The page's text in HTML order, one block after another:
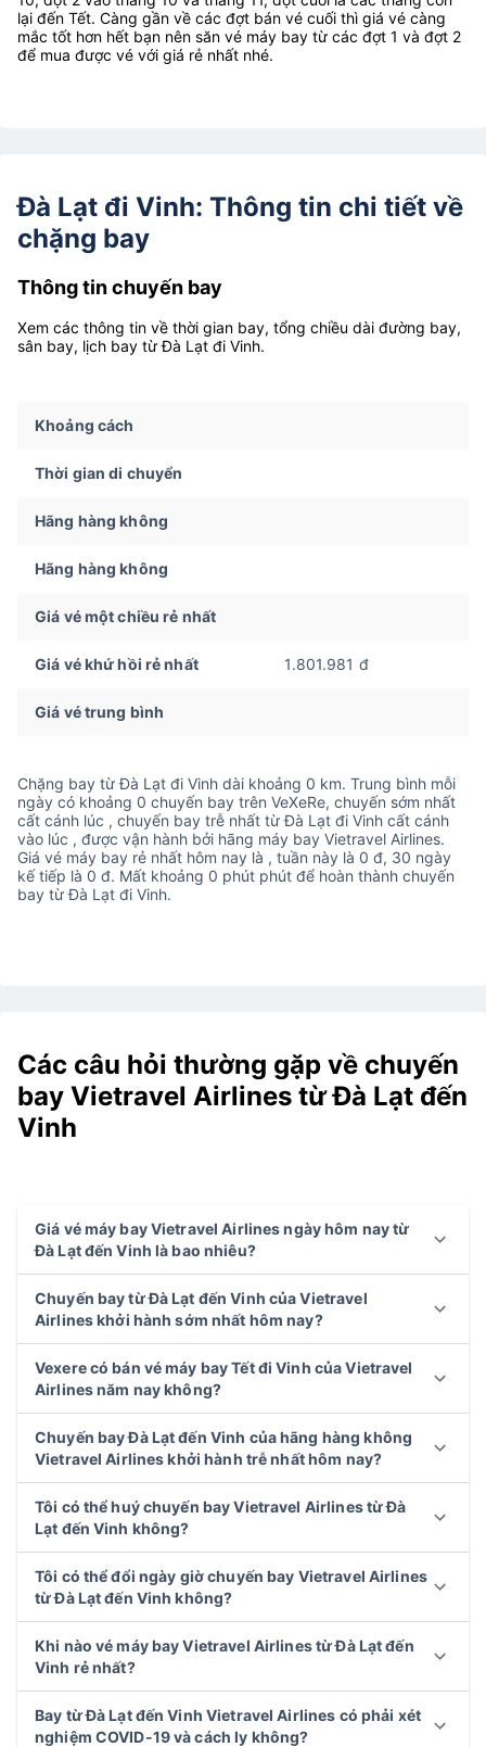
lại đến Tết. Càng gần về các đợt bán vé cuối thì giá vé càng
mắc tốt hơn hết bạn nên săn vé máy bay từ các đợt 1 và đợt 2
để mua được vé với giá rẻ nhất nhé.
Đà Lạt đi Vinh: Thông tin chi tiết về
chặng bay
Thông tin chuyến bay
Xem các thông tin về thời gian bay, tổng chiều dài đường bay,
sân bay, lịch bay từ Đà Lạt đi Vinh.
Khoảng cách
Thời gian di chuyển
Hãng hàng không
Hãng hàng không
Giá vé một chiều rẻ nhất
Giá vé khứ hồi rẻ nhất 1.801.981 đ
Giá vé trung bình
Chặng bay từ Đà Lạt đi Vinh dài khoảng 0 km. Trung bình mỗi
ngày có khoảng 0 chuyến bay trên VeXeRe, chuyến sớm nhất
cất cánh lúc , chuyến bay trễ nhất từ Đà Lạt đi Vinh cất cánh
vào lúc , được vận hành bởi hãng máy bay Vietravel Airlines.
Giá vé máy bay rẻ nhất hôm nay là , tuần này là 0 đ, 30 ngày
kế tiếp là 0 đ. Mất khoảng 0 phút phút để hoàn thành chuyến
bay từ Đà Lạt đi Vinh.
Các câu hỏi thường gặp về chuyến
bay Vietravel Airlines từ Đà Lạt đến
Vinh
Giá vé máy bay Vietravel Airlines ngày hôm nay từ
Đà Lạt đến Vinh là bao nhiêu?
Chuyến bay từ Đà Lạt đến Vinh của Vietravel
Airlines khởi hành sớm nhất hôm nay?
Vexere có bán vé máy bay Tết đi Vinh của Vietravel
Airlines năm nay không?
Chuyến bay Đà Lạt đến Vinh của hãng hàng không
Vietravel Airlines khởi hành trễ nhất hôm nay?
Tôi có thể huý chuyến bay Vietravel Airlines từ Đà
Lạt đến Vinh không?
Tôi có thể đổi ngày giờ chuyến bay Vietravel Airlines
từ Đà Lạt đến Vinh không?
Khi nào vé máy bay Vietravel Airlines từ Đà Lạt đến
Vinh rẻ nhất?
Bay từ Đà Lạt đến Vinh Vietravel Airlines có phải xét
nghiệm COVID-19 và cách ly không?